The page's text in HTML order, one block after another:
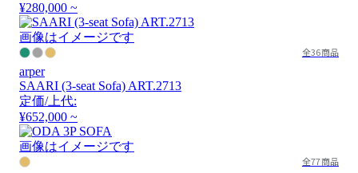
¥280,000 ~
画像はイメージです
全36商品
arper
SAARI (3-seat Sofa) ART.2713
定価/上代:
¥652,000 ~
画像はイメージです
全77商品